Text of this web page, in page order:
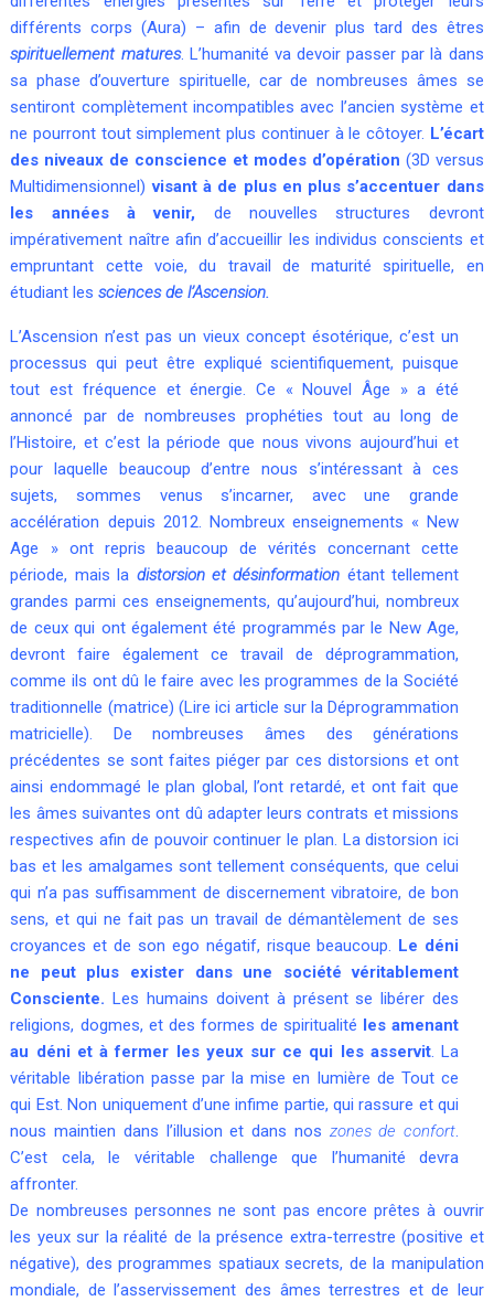
différents corps (Aura) – afin de devenir plus tard des êtres
spirituellement matures. L’humanité va devoir passer par là dans
sa phase d’ouverture spirituelle, car de nombreuses âmes se
sentiront complètement incompatibles avec l’ancien système et
ne pourront tout simplement plus continuer à le côtoyer. L’écart
des niveaux de conscience et modes d’opération (3D versus
Multidimensionnel)visant à de plus en plus s’accentuer dans
les années à venir, de nouvelles structures devront
impérativement naître afin d’accueillir les individus conscients et
empruntant cette voie, du travail de maturité spirituelle, en
étudiant lessciences de l’Ascension.
L’Ascension n’est pas un vieux concept ésotérique, c’est un
processus qui peut être expliqué scientifiquement, puisque
tout est fréquence et énergie. Ce « Nouvel Âge » a été
annoncé par de nombreuses prophéties tout au long de
l’Histoire, et c’est la période que nous vivons aujourd’hui et
pour laquelle beaucoup d’entre nous s’intéressant à ces
sujets, sommes venus s’incarner, avec une grande
accélération depuis 2012. Nombreux enseignements « New
Age » ont repris beaucoup de vérités concernant cette
période, mais la distorsion et désinformation étant tellement
grandes parmi ces enseignements, qu’aujourd’hui, nombreux
de ceux qui ont également été programmés par le New Age,
devront faire également ce travail de déprogrammation,
comme ils ont dû le faire avec les programmes de la Société
traditionnelle (matrice) (Lire ici article sur laDéprogrammation
matricielle). De nombreuses âmes des générations
précédentes se sont faites piéger par ces distorsions et ont
ainsi endommagé le plan global, l’ont retardé, et ont fait que
les âmes suivantes ont dû adapter leurs contrats et missions
respectives afin de pouvoir continuer le plan. La distorsion ici
bas et les amalgames sont tellement conséquents, que celui
qui n’a pas suffisamment de discernement vibratoire, de bon
sens, et qui ne fait pas un travail de démantèlement de ses
croyances et de son ego négatif, risque beaucoup. Le déni
ne peut plus exister dans une société véritablement
Consciente.Les humains doivent à présent se libérer des
religions, dogmes, et des formes de spiritualité les amenant
au déni et à fermer les yeux sur ce qui les asservit. La
véritable libération passe par la mise en lumière de Tout ce
qui Est. Non uniquement d’une infime partie, qui rassure et qui
nous maintien dans l’illusion et dans nos zones de confort.
C’est cela, le véritable challenge que l’humanité devra
affronter.
De nombreuses personnes ne sont pas encore prêtes à ouvrir
les yeux sur la réalité de la présence extra-terrestre (positive et
négative), des programmes spatiaux secrets, de la manipulation
mondiale, de l’asservissement des âmes terrestres et de leur